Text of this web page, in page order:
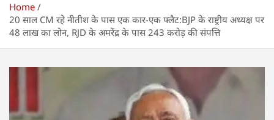
Home
20 साल CM रहे नीतीश के पास एक कार-एक फ्लैट:BJP के राष्ट्रीय अध्यक्ष पर
48 लाख का लोन, RJD के अमरेंद्र के पास 243 करोड़ की संपत्ति